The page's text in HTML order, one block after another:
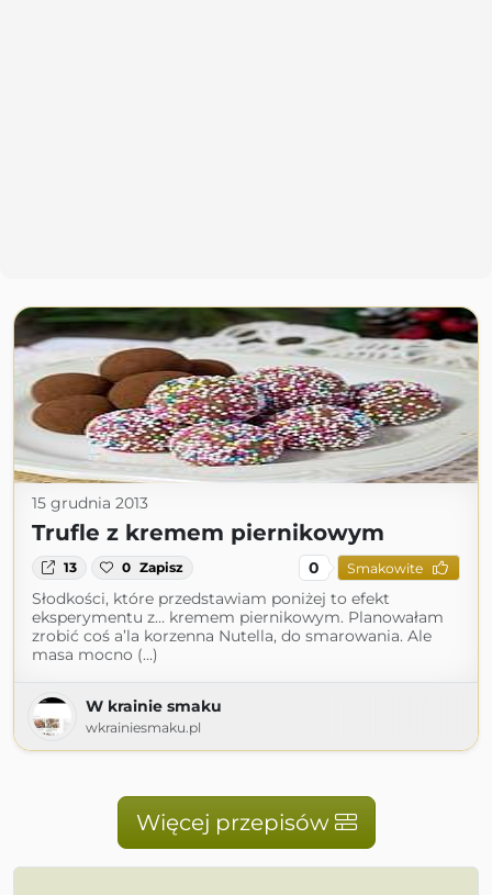
15 grudnia 2013
Trufle z kremem piernikowym
13 0 Zapisz 0 Smakowite
Słodkości, które przedstawiam poniżej to efekt
eksperymentu z… kremem piernikowym. Planowałam
zrobić coś a’la korzenna Nutella, do smarowania. Ale
masa mocno (...)
W krainie smaku
wkrainiesmaku.pl
Więcej przepisów